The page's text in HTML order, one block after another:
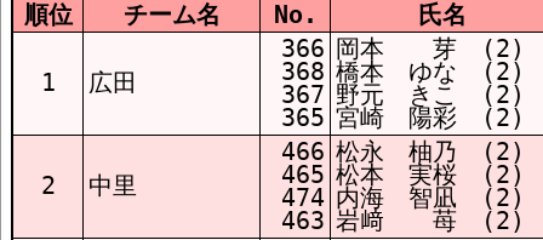
順位
チーム名 No. 氏名
1 広田
366
368
367
365
岡本 芽 (2)
橋本 ゆな (2)
野元 きこ (2)
宮崎 陽彩 (2)
2 中里
466
465
474
463
松永 柚乃 (2)
松本 実桜 (2)
内海 智凪 (2)
岩﨑 苺 (2)